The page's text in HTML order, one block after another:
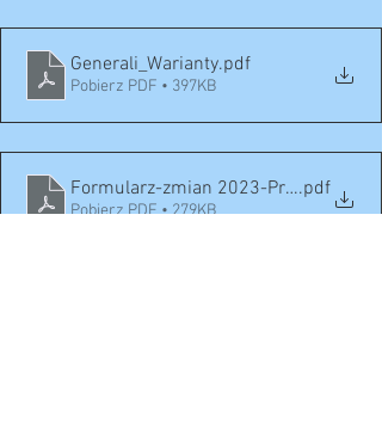
Generali_Warianty.pdf
Pobierz PDF • 397KB
Formularz-zmian 2023-Pracownik
.pdf
Pobierz PDF • 279KB